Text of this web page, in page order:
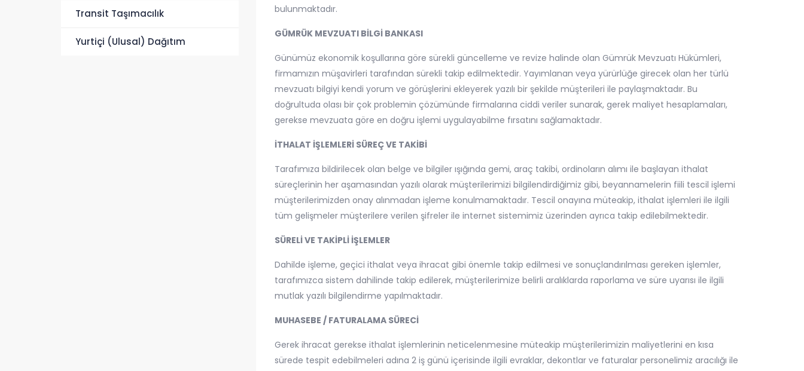
bulunmaktadır.
GÜMRÜK MEVZUATI BİLGİ BANKASI
Günümüz ekonomik koşullarına göre sürekli güncelleme ve revize halinde olan Gümrük Mevzuatı Hükümleri,
firmamızın müşavirleri tarafından sürekli takip edilmektedir. Yayımlanan veya yürürlüğe girecek olan her türlü
mevzuatı bilgiyi kendi yorum ve görüşlerini ekleyerek yazılı bir şekilde müşterileri ile paylaşmaktadır. Bu
doğrultuda olası bir çok problemin çözümünde firmalarına ciddi veriler sunarak, gerek maliyet hesaplamaları,
gerekse mevzuata göre en doğru işlemi uygulayabilme fırsatını sağlamaktadır.
İTHALAT İŞLEMLERİ SÜREÇ VE TAKİBİ
Tarafımıza bildirilecek olan belge ve bilgiler ışığında gemi, araç takibi, ordinoların alımı ile başlayan ithalat
süreçlerinin her aşamasından yazılı olarak müşterilerimizi bilgilendirdiğimiz gibi, beyannamelerin fiili tescil işlemi
müşterilerimizden onay alınmadan işleme konulmamaktadır. Tescil onayına müteakip, ithalat işlemleri ile ilgili
tüm gelişmeler müşterilere verilen şifreler ile internet sistemimiz üzerinden ayrıca takip edilebilmektedir.
SÜRELİ VE TAKİPLİ İŞLEMLER
Dahilde işleme, geçici ithalat veya ihracat gibi önemle takip edilmesi ve sonuçlandırılması gereken işlemler,
tarafımızca sistem dahilinde takip edilerek, müşterilerimize belirli aralıklarda raporlama ve süre uyarısı ile ilgili
mutlak yazılı bilgilendirme yapılmaktadır.
MUHASEBE / FATURALAMA SÜRECİ
Gerek ihracat gerekse ithalat işlemlerinin neticelenmesine müteakip müşterilerimizin maliyetlerini en kısa
sürede tespit edebilmeleri adına 2 iş günü içerisinde ilgili evraklar, dekontlar ve faturalar personelimiz aracılığı ile
Transit Taşımacılık
Yurtiçi (Ulusal) Dağıtım